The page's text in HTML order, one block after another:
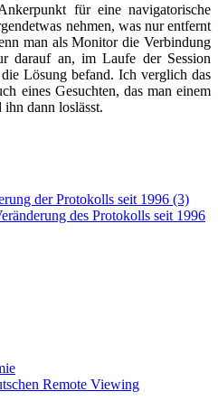
für eine navigatorische
nehmen, was nur entfernt
man als Monitor die Verbindung
darauf an, im Laufe der Session
Lösung befand. Ich verglich das
eines Gesuchten, das man einem
dann loslässt.
der Protokolls seit 1996 (3)
des Protokolls seit 1996
Remote Viewing